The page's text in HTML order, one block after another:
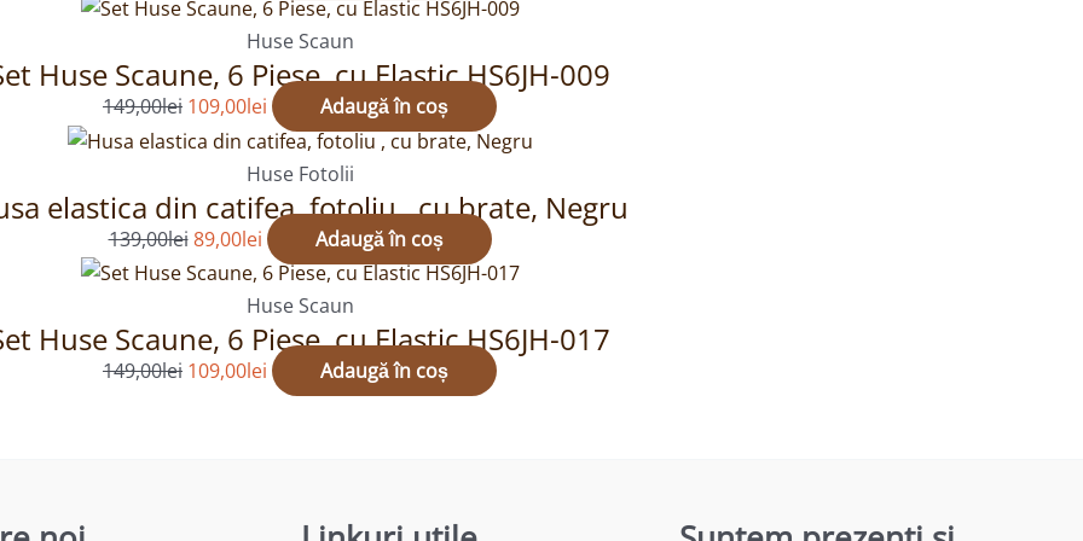
Huse Scaun
Huse Scaune, 6 Piese, cu Elastic HS6JH-009
149,00lei
Prețul
a
fost:
149,00lei.
109,00lei
Prețul
curent
este:
109,00lei.Adaugă în coș
Huse Fotolii
elastica din catifea, fotoliu , cu brate, Negru
139,00lei
Prețul
a
fost:
139,00lei.
89,00lei
Prețul
curent
este:
89,00lei.Adaugă în coș
Huse Scaun
Huse Scaune, 6 Piese, cu Elastic HS6JH-017
149,00lei
Prețul
a
fost:
109,00lei
Prețul
curent
este:
109,00lei.Adaugă în coș